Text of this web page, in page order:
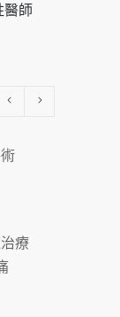
醫師
習
例：
療